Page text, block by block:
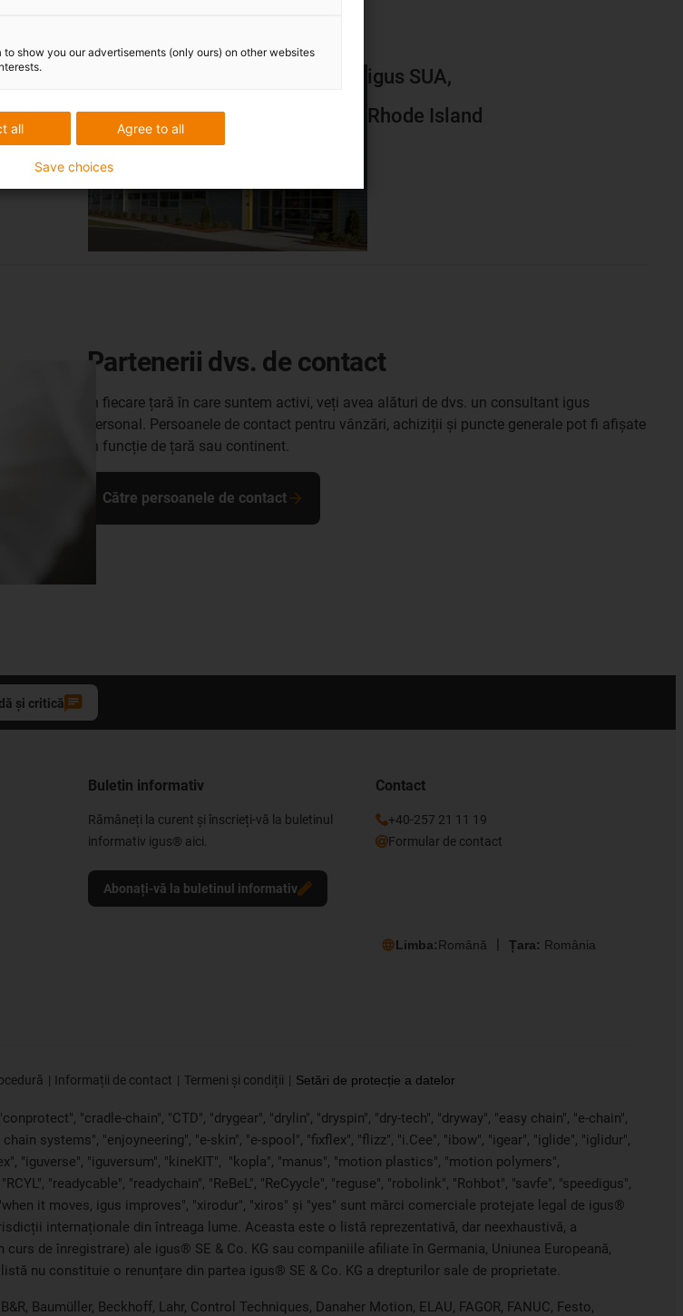
igus SUA,
Rhode Island
Partenerii dvs. de contact
În fiecare țară în care suntem activi, veți avea alături de dvs. un consultant igus
personal. Persoanele de contact pentru vânzări, achiziții și puncte generale pot fi afișate
în funcție de țară sau continent.
Către persoanele de contact
și critică
Buletin informativ
Rămâneți la curent și înscrieți-vă la buletinul
informativ igus® aici.
Abonați-vă la buletinul informativ
Contact
+40-257 21 11 19
Formular de contact
Limba:Română Țara: România
Informații de contact Termeni și condiții Setări de protecție a datelor
"cradle-chain", "CTD", "drygear", "drylin", "dryspin", "dry-tech", "dryway", "easy chain", "e-chain",
chain systems", "enjoyneering", "e-skin", "e-spool", "fixflex", "flizz", "i.Cee", "ibow", "igear", "iglide", "iglidur",
"iguverse", "iguversum", "kineKIT", "kopla", "manus", "motion plastics", "motion polymers",
"readycable", "readychain", "ReBeL", "ReCyycle", "reguse", "robolink", "Rohbot", "savfe", "speedigus",
it moves, igus improves", "xirodur", "xiros" și "yes" sunt mărci comerciale protejate legal de igus®
internaționale din întreaga lume. Aceasta este o listă reprezentativă, dar neexhaustivă, a
de înregistrare) ale igus® SE & Co. KG sau companiile afiliate în Germania, Uniunea Europeană,
nu constituie o renunțare din partea igus® SE & Co. KG a drepturilor sale de proprietate.
Baumüller, Beckhoff, Lahr, Control Techniques, Danaher Motion, ELAU, FAGOR, FANUC, Festo,
to show you our advertisements (only ours) on other websites
Agree to all
all
Save choices